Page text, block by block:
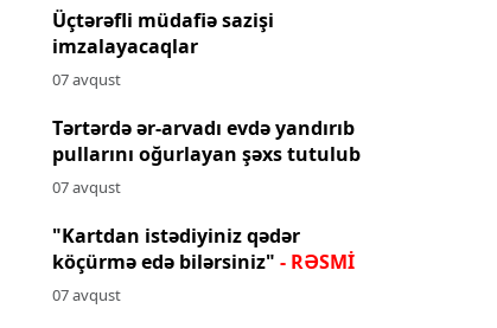
Üçtərəfli müdafiə sazişi
imzalayacaqlar
07 avqust
Tərtərdə ər-arvadı evdə yandırıb
pullarını oğurlayan şəxs tutulub
07 avqust
"Kartdan istədiyiniz qədər
köçürmə edə bilərsiniz" - RƏSMİ
07 avqust